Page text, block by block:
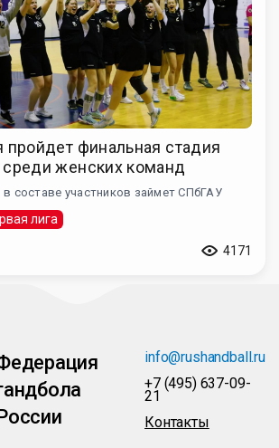
пройдет финальная стадия
среди женских команд
составе участников займет СПбГАУ
лига
4171
России
info@rushandball.ru
+7 (495) 637-09-
21
Контакты